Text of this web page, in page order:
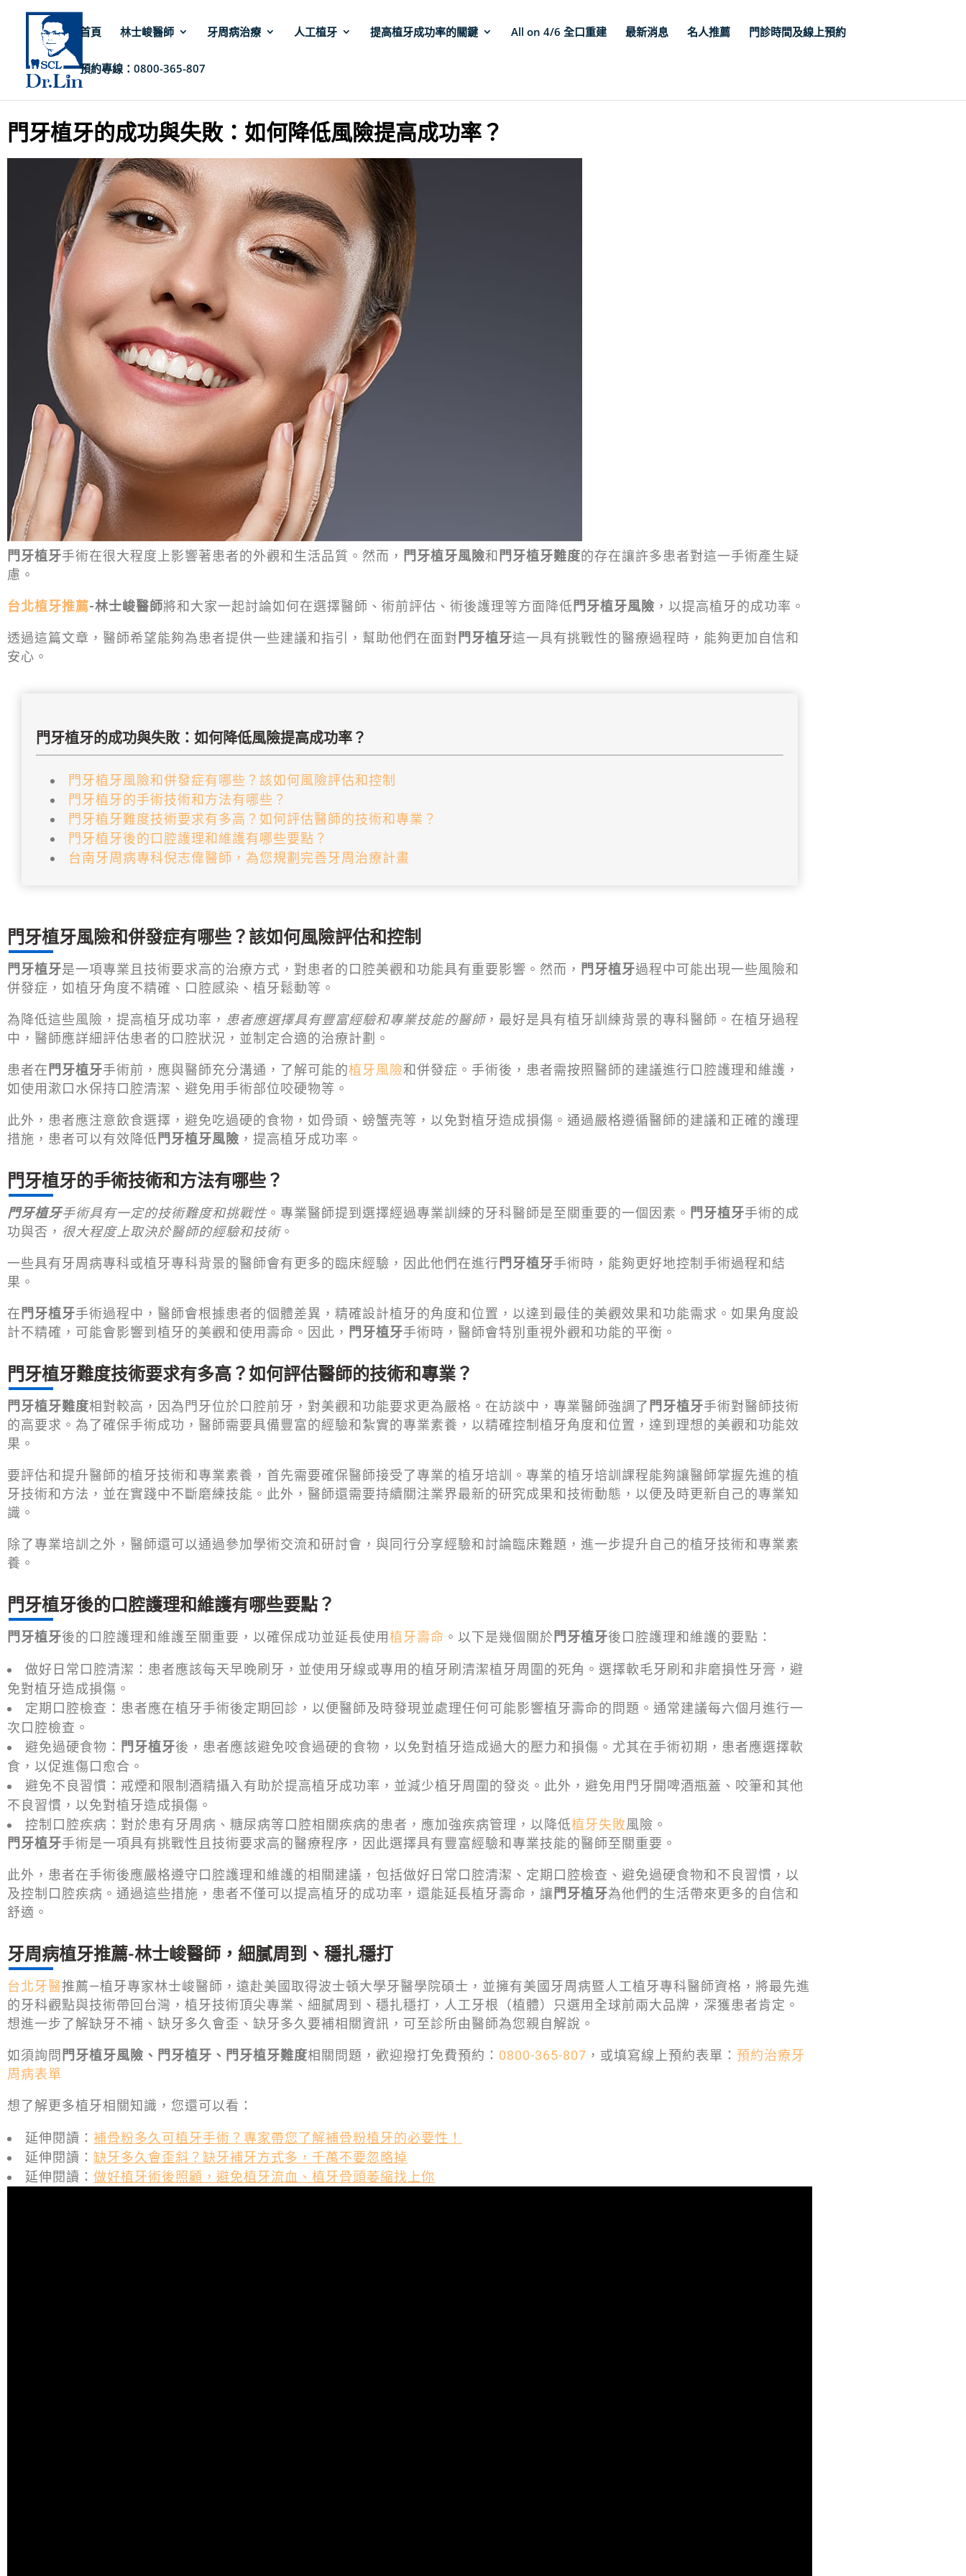
首頁 林士峻醫師 牙周病治療 人工植牙 提高植牙成功率的關鍵 All on 4/6 全口重建 最新消息 名人推薦 門診時間及線上預約
預約專線：0800-365-807
林士峻醫師 人工植牙
門牙植牙的成功與失敗：如何降低風險提高成功率？
門牙植牙手術在很大程度上影響著患者的外觀和生活品質。然而， 門牙植牙風險和 門牙植牙難度的存在讓許多患者對這一手術產生疑
慮。
台北植牙推薦-林士峻醫師將和大家一起討論如何在選擇醫師、術前評估、術後護理等方面降低門牙植牙風險 ，以提高植牙的成功率。
透過這篇文章，醫師希望能夠為患者提供一些建議和指引，幫助他們在面對 門牙植牙這一具有挑戰性的醫療過程時，能夠更加自信和
安心。
門牙植牙的成功與失敗：如何降低風險提高成功率？
門牙植牙風險和併發症有哪些？該如何風險評估和控制
門牙植牙的手術技術和方法有哪些？
門牙植牙難度技術要求有多高？如何評估醫師的技術和專業？
門牙植牙後的口腔護理和維護有哪些要點？
台南牙周病專科倪志偉醫師，為您規劃完善牙周治療計畫
門牙植牙風險和併發症有哪些？該如何風險評估和控制
門牙植牙是一項專業且技術要求高的治療方式，對患者的口腔美觀和功能具有重要影響。然而， 門牙植牙過程中可能出現一些風險和
併發症，如植牙角度不精確、口腔感染、植牙鬆動等。
為降低這些風險，提高植牙成功率， 患者應選擇具有豐富經驗和專業技能的醫師，最好是具有植牙訓練背景的專科醫師。在植牙過程
中，醫師應詳細評估患者的口腔狀況，並制定合適的治療計劃。
患者在 門牙植牙手術前，應與醫師充分溝通，了解可能的植牙風險和併發症。手術後，患者需按照醫師的建議進行口腔護理和維護，
如使用漱口水保持口腔清潔、避免用手術部位咬硬物等。
此外，患者應注意飲食選擇，避免吃過硬的食物，如骨頭、螃蟹壳等，以免對植牙造成損傷。通過嚴格遵循醫師的建議和正確的護理
措施，患者可以有效降低門牙植牙風險 ，提高植牙成功率。
門牙植牙的手術技術和方法有哪些？
門牙植牙手術具有一定的技術難度和挑戰性。專業醫師提到選擇經過專業訓練的牙科醫師是至關重要的一個因素。 門牙植牙手術的成
功與否， 很大程度上取決於醫師的經驗和技術。
一些具有牙周病專科或植牙專科背景的醫師會有更多的臨床經驗，因此他們在進行門牙植牙手術時，能夠更好地控制手術過程和結
果。
在 門牙植牙手術過程中，醫師會根據患者的個體差異，精確設計植牙的角度和位置，以達到最佳的美觀效果和功能需求。如果角度設
計不精確，可能會影響到植牙的美觀和使用壽命。因此， 門牙植牙手術時，醫師會特別重視外觀和功能的平衡。
門牙植牙難度技術要求有多高？如何評估醫師的技術和專業？
門牙植牙難度相對較高，因為門牙位於口腔前牙，對美觀和功能要求更為嚴格。在訪談中，專業醫師強調了 門牙植牙手術對醫師技術
的高要求。為了確保手術成功，醫師需要具備豐富的經驗和紮實的專業素養，以精確控制植牙角度和位置，達到理想的美觀和功能效
果。
要評估和提升醫師的植牙技術和專業素養，首先需要確保醫師接受了專業的植牙培訓。專業的植牙培訓課程能夠讓醫師掌握先進的植
牙技術和方法，並在實踐中不斷磨練技能。此外，醫師還需要持續關注業界最新的研究成果和技術動態，以便及時更新自己的專業知
識。
除了專業培訓之外，醫師還可以通過參加學術交流和研討會，與同行分享經驗和討論臨床難題，進一步提升自己的植牙技術和專業素
養。
門牙植牙後的口腔護理和維護有哪些要點？
門牙植牙後的口腔護理和維護至關重要，以確保成功並延長使用植牙壽命 。以下是幾個關於門牙植牙後口腔護理和維護的要點：
做好日常口腔清潔：患者應該每天早晚刷牙，並使用牙線或專用的植牙刷清潔植牙周圍的死角。選擇軟毛牙刷和非磨損性牙膏，避
免對植牙造成損傷。
定期口腔檢查：患者應在植牙手術後定期回診，以便醫師及時發現並處理任何可能影響植牙壽命的問題。通常建議每六個月進行一
次口腔檢查。
避免過硬食物： 門牙植牙後，患者應該避免咬食過硬的食物，以免對植牙造成過大的壓力和損傷。尤其在手術初期，患者應選擇軟
食，以促進傷口愈合。
避免不良習慣：戒煙和限制酒精攝入有助於提高植牙成功率，並減少植牙周圍的發炎。此外，避免用門牙開啤酒瓶蓋、咬筆和其他
不良習慣，以免對植牙造成損傷。
控制口腔疾病：對於患有牙周病、糖尿病等口腔相關疾病的患者，應加強疾病管理，以降低植牙失敗風險。
門牙植牙手術是一項具有挑戰性且技術要求高的醫療程序，因此選擇具有豐富經驗和專業技能的醫師至關重要。
此外，患者在手術後應嚴格遵守口腔護理和維護的相關建議，包括做好日常口腔清潔、定期口腔檢查、避免過硬食物和不良習慣，以
及控制口腔疾病。通過這些措施，患者不僅可以提高植牙的成功率，還能延長植牙壽命，讓門牙植牙為他們的生活帶來更多的自信和
舒適。
牙周病植牙推薦-林士峻醫師，細膩周到、穩扎穩打
台北牙醫推薦—植牙專家林士峻醫師，遠赴美國取得波士頓大學牙醫學院碩士，並擁有美國牙周病暨人工植牙專科醫師資格，將最先進
的牙科觀點與技術帶回台灣，植牙技術頂尖專業、細膩周到、穩扎穩打，人工牙根（植體）只選用全球前兩大品牌，深獲患者肯定。
想進一步了解缺牙不補、缺牙多久會歪、缺牙多久要補相關資訊，可至診所由醫師為您親自解說。
如須詢問 門牙植牙風險、門牙植牙、門牙植牙難度相關問題，歡迎撥打免費預約： 0800-365-807 ，或填寫線上預約表單： 預約治療牙
周病表單
想了解更多植牙相關知識，您還可以看：
延伸閱讀： 補骨粉多久可植牙手術？專家帶您了解補骨粉植牙的必要性！
延伸閱讀： 缺牙多久會歪斜？缺牙補牙方式多，千萬不要忽略掉
延伸閱讀： 做好植牙術後照顧，避免植牙流血、植牙骨頭萎縮找上你